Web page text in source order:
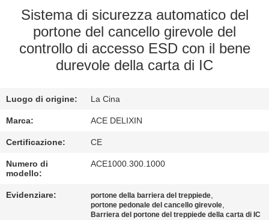
FABBRICA
CONTROLLO
CONTATTICI
NOTIZIE
RICHIEDA
Sistema di sicurezza automatico del
portone del cancello girevole del
controllo di accesso ESD con il bene
durevole della carta di IC
Luogo di origine: La Cina
Marca: ACE DELIXIN
Certificazione: CE
Numero di
modello:
ACE1000.300.1000
Evidenziare: portone della barriera del treppiede,
portone pedonale del cancello girevole,
Barriera del portone del treppiede della carta di IC